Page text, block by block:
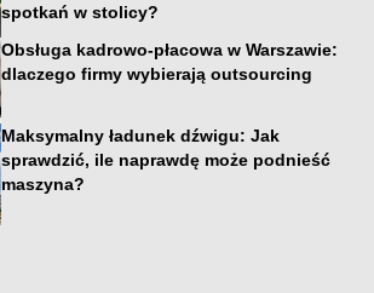
spotkań w stolicy?
Obsługa kadrowo-płacowa w Warszawie:
dlaczego firmy wybierają outsourcing
Maksymalny ładunek dźwigu: Jak
sprawdzić, ile naprawdę może podnieść
maszyna?